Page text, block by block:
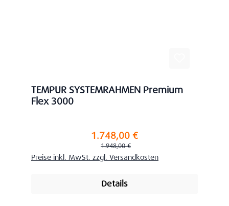
TEMPUR SYSTEMRAHMEN Premium
Flex 3000
Verkaufspreis:1.748,00 €
Regulärer Preis:
1.948,00 €
Preise inkl. MwSt. zzgl. Versandkosten
Details